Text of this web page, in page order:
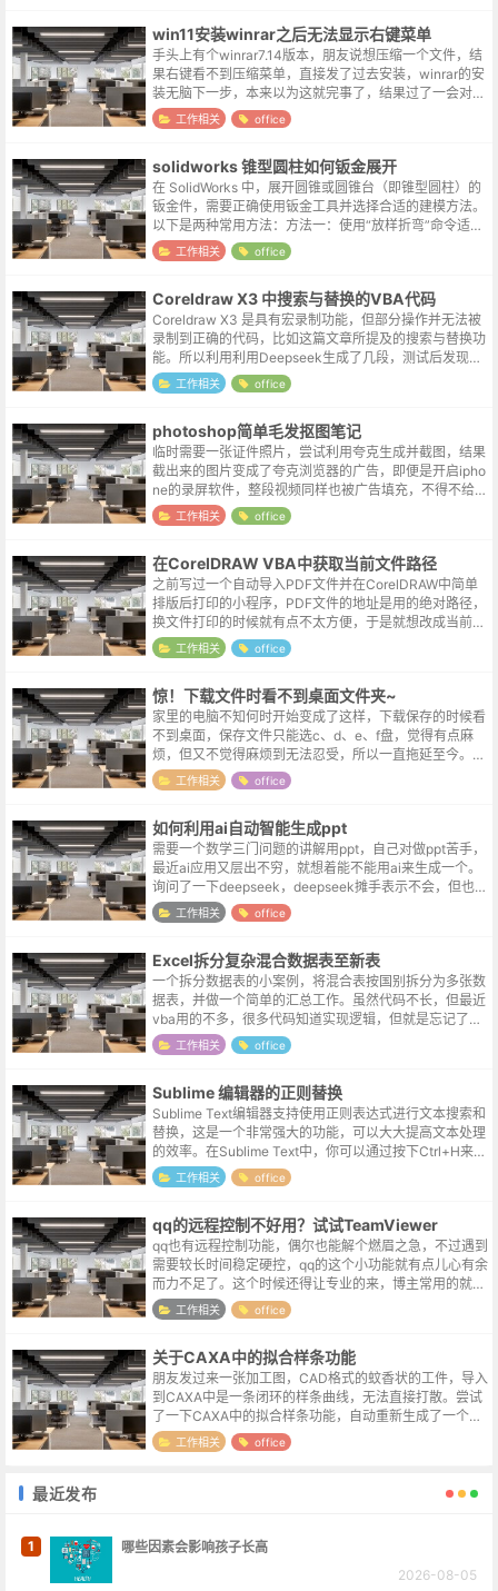
win11安装winrar之后无法显示右键菜单
手头上有个winrar7.14版本，朋友说想压缩一个文件，结
果右键看不到压缩菜单，直接发了过去安装，winrar的安
装无脑下一步，本来以为这就完事了，结果过了一会对方
表示还是无法显示。向日葵远程连接看了一下，别说压缩
命令了，啥winr...
工作相关 office
solidworks 锥型圆柱如何钣金展开
在 SolidWorks 中，展开圆锥或圆锥台（即锥型圆柱）的
钣金件，需要正确使用钣金工具并选择合适的建模方法。
以下是两种常用方法：方法一：使用“放样折弯”命令适用
于精确展开锥形或圆锥台钣金件。创建两个草图：在两个
平行基准面上，分别绘...
工作相关 office
Coreldraw X3 中搜索与替换的VBA代码
Coreldraw X3 是具有宏录制功能，但部分操作并无法被
录制到正确的代码，比如这篇文章所提及的搜索与替换功
能。所以利用利用Deepseek生成了几段，测试后发现下
面这段代码在 X3 中可以正常运行。Sub SearchAndRe...
工作相关 office
photoshop简单毛发抠图笔记
临时需要一张证件照片，尝试利用夸克生成并截图，结果
截出来的图片变成了夸克浏览器的广告，即便是开启ipho
ne的录屏软件，整段视频同样也被广告填充，不得不给个
赞，真是武装到了牙齿。但一年用不到两次的功能，又不
舍得去开个会员，只能自己动手...
工作相关 office
在CorelDRAW VBA中获取当前文件路径
之前写过一个自动导入PDF文件并在CorelDRAW中简单
排版后打印的小程序，PDF文件的地址是用的绝对路径，
换文件打印的时候就有点不太方便，于是就想改成当前文
件所在路径 & 文件名这样的形式，这样后续打印时只需要
修改一下需要...
工作相关 office
惊！下载文件时看不到桌面文件夹~
家里的电脑不知何时开始变成了这样，下载保存的时候看
不到桌面，保存文件只能选c、d、e、f盘，觉得有点麻
烦，但又不觉得麻烦到无法忍受，所以一直拖延至今。你
看，不光人心中的成见是一座大山，除了成见山，还有懒
惰山拖延山畏难山。解决办法出乎意...
工作相关 office
如何利用ai自动智能生成ppt
需要一个数学三门问题的讲解用ppt，自己对做ppt苦手，
最近ai应用又层出不穷，就想着能不能用ai来生成一个。
询问了一下deepseek，deepseek摊手表示不会，但也推
荐了一个ai小伙伴，kimi。关于kimiKimi是由北京月...
工作相关 office
Excel拆分复杂混合数据表至新表
一个拆分数据表的小案例，将混合表按国别拆分为多张数
据表，并做一个简单的汇总工作。虽然代码不长，但最近
vba用的不多，很多代码知道实现逻辑，但就是忘记了书
写的格式，记录一下测试流程，方便查询。另外，简单功
能active控件就能够满足要求...
工作相关 office
Sublime 编辑器的正则替换
Sublime Text编辑器支持使用正则表达式进行文本搜索和
替换，这是一个非常强大的功能，可以大大提高文本处理
的效率。在Sublime Text中，你可以通过按下Ctrl+H来打
开替换对话框，并点击对话框中的[.*]按钮来启用正则表...
工作相关 office
qq的远程控制不好用？试试TeamViewer
qq也有远程控制功能，偶尔也能解个燃眉之急，不过遇到
需要较长时间稳定硬控，qq的这个小功能就有点儿心有余
而力不足了。这个时候还得让专业的来，博主常用的就是
这个叫TeamViewer的软件。官网地址https://www.team
vie...
工作相关 office
关于CAXA中的拟合样条功能
朋友发过来一张加工图，CAD格式的蚊香状的工件，导入
到CAXA中是一条闭环的样条曲线，无法直接打散。尝试
了一下CAXA中的拟合样条功能，自动重新生成了一个可
编辑标注的图形，严丝合缝。查了一下样条拟合的概念，
大致是将复杂曲线分为多段,段...
工作相关 office
最近发布
1
哪些因素会影响孩子长高
2026-08-05